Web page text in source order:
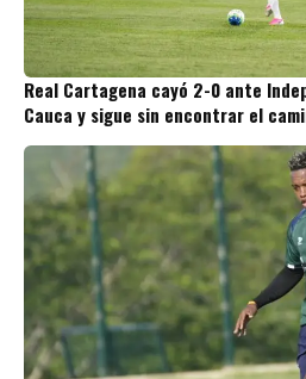
Real Cartagena cayó 2-0 ante
Cauca y sigue sin encontrar el